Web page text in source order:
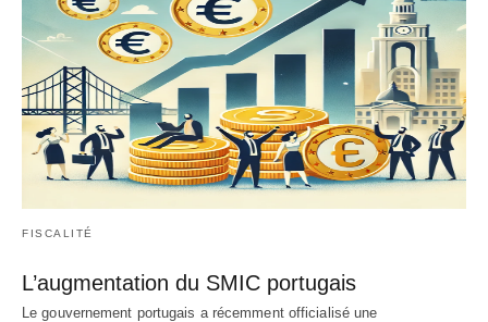
FISCALITÉ
L’augmentation du SMIC portugais
Le gouvernement portugais a récemment officialisé une